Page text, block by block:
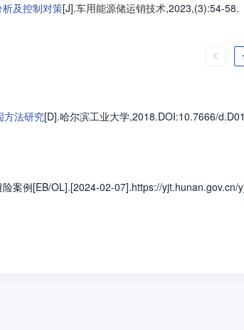
及控制对策[J].车用能源储运销技术,2023,(3):54-58.
方法研究[D].哈尔滨工业大学,2018.DOI:10.7666/
案例[EB/OL].[2024-02-07].https://